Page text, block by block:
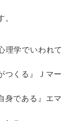
理学でいわれて
つくる』Ｊマー
身である』エマ